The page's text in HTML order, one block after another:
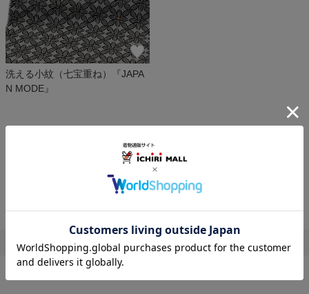
洗える小紋（七宝重ね）『JAPA
N MODE』
￥38,500
7件あります
ホーム > 着物 小紋 洗える小紋